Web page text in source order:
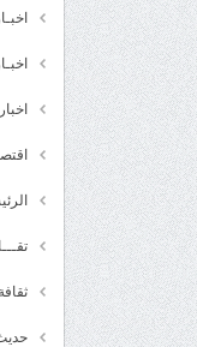
ثقافة